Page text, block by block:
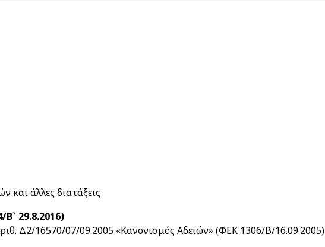
και άλλες διατάξεις
29.8.2016)
Δ2/16570/07/09.2005 «Κανονισμός Αδειών» (ΦΕΚ 1306/Β/16.09.2005)